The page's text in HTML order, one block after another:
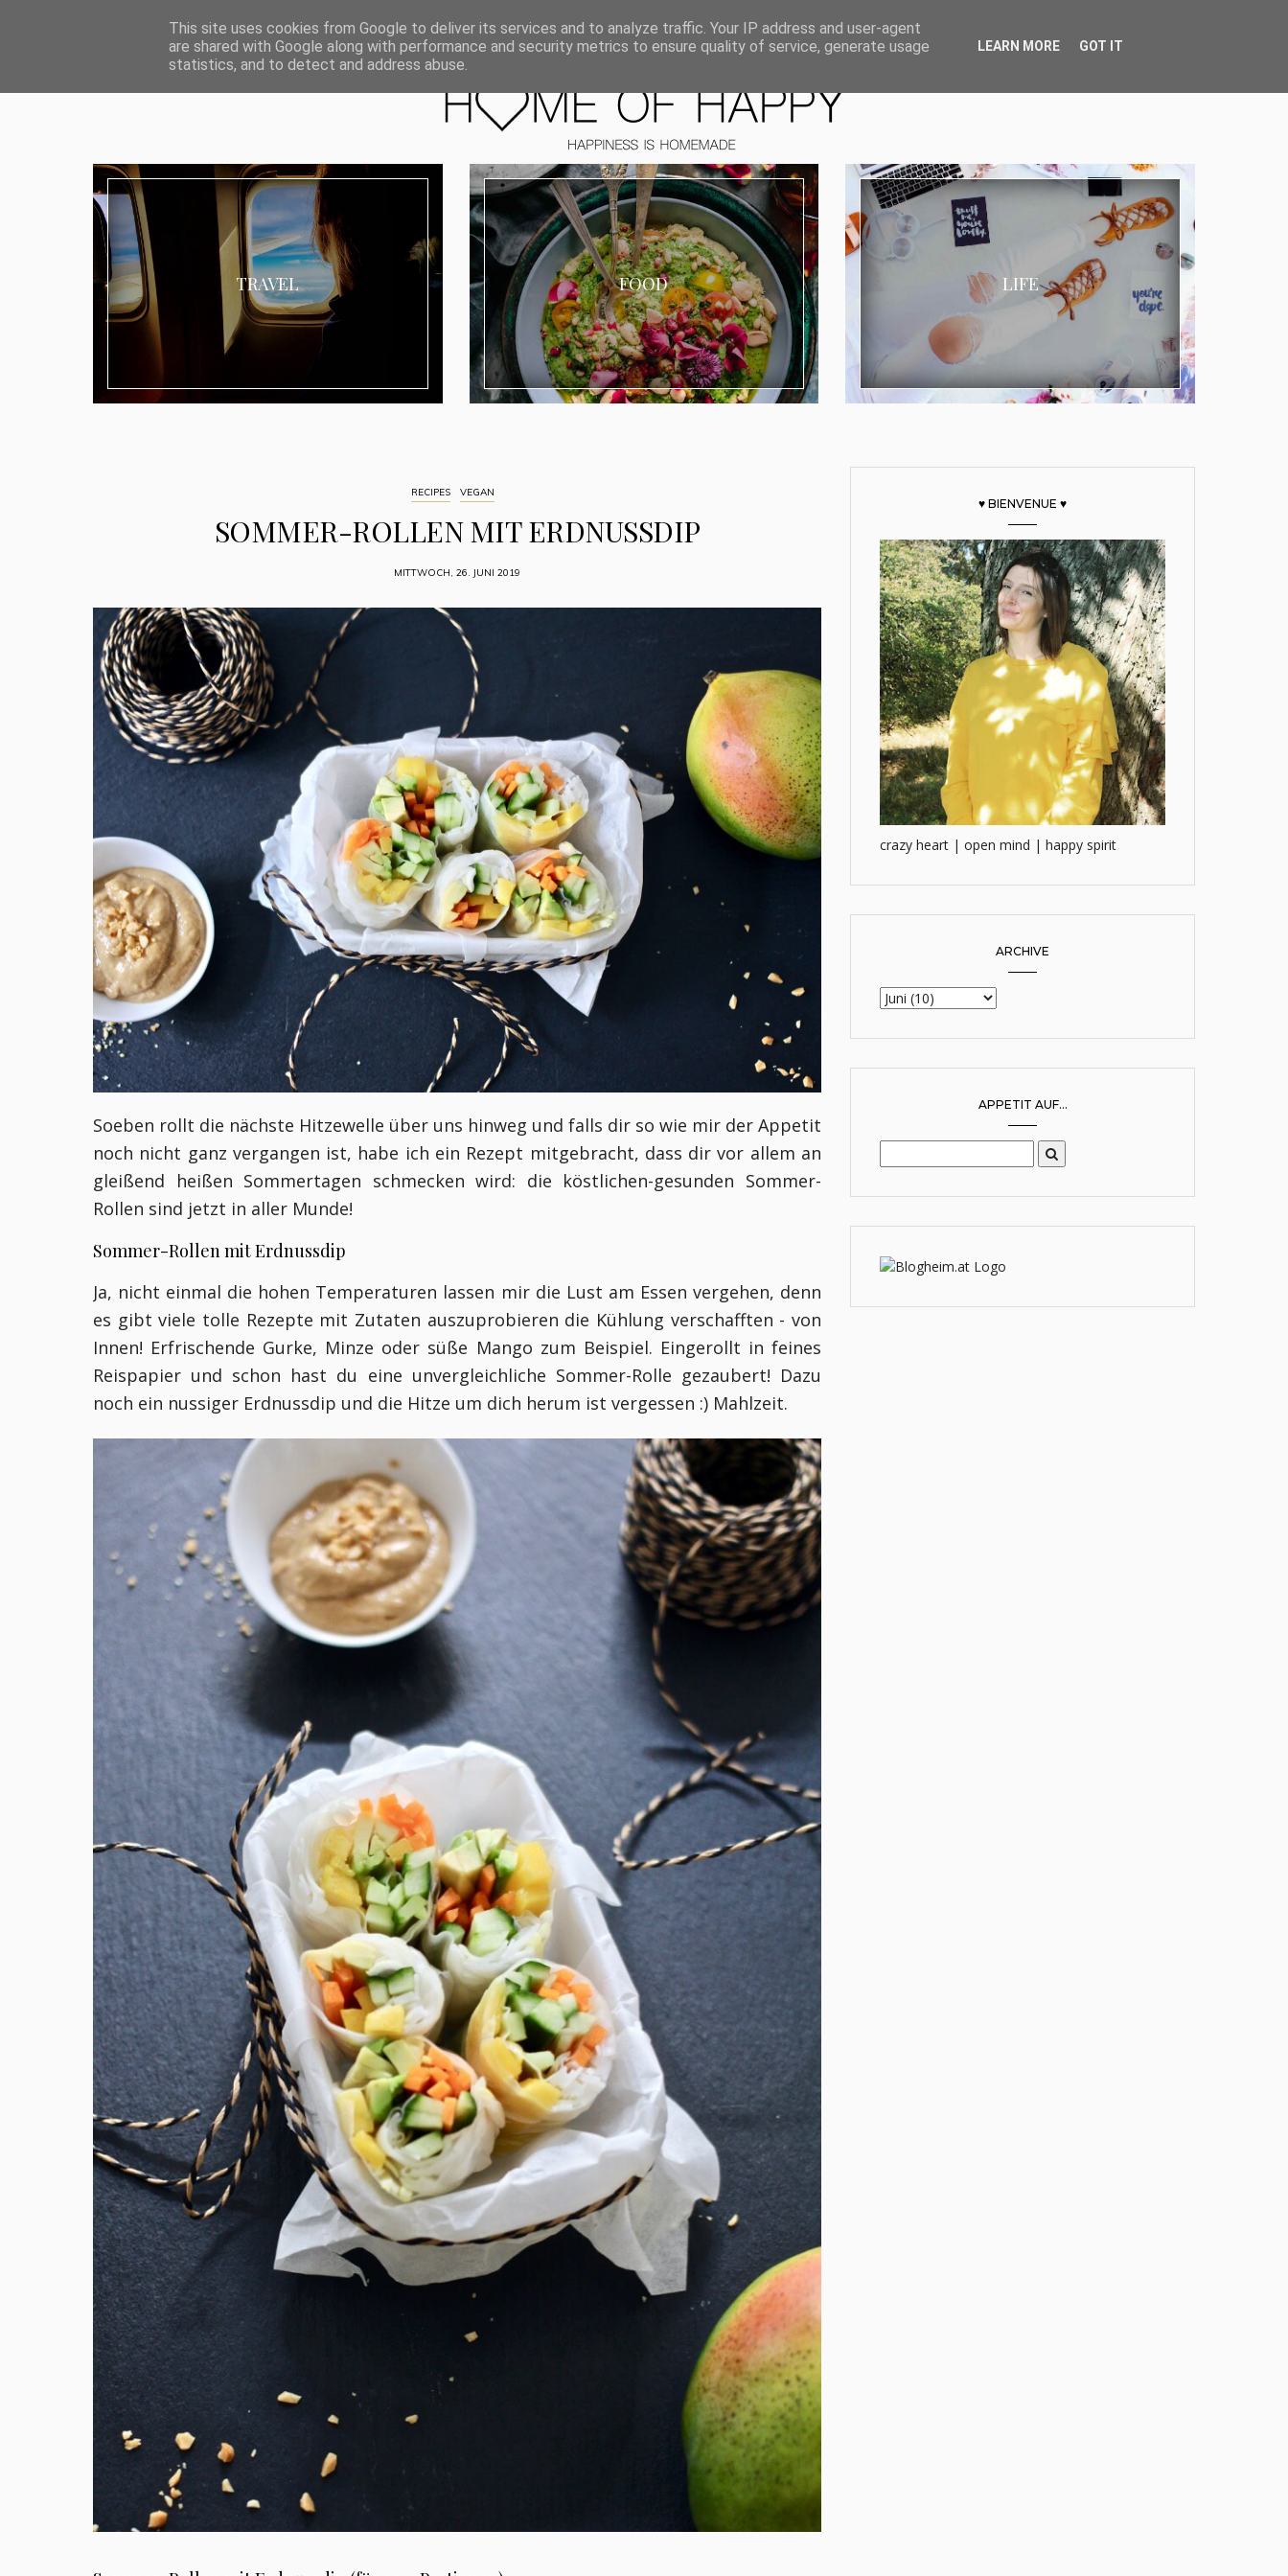
ABOUT I MEDIA & PR IMPRESSUM DATENSCHUTZ KATEGORIEN
TRAVEL FOOD LIFE
RECIPES VEGAN
SOMMER-ROLLEN MIT ERDNUSSDIP
MITTWOCH, 26. JUNI 2019
Soeben rollt die nächste Hitzewelle über uns hinweg und falls dir so wie mir der Appetit
noch nicht ganz vergangen ist, habe ich ein Rezept mitgebracht, dass dir vor allem an
gleißend heißen Sommertagen schmecken wird: die köstlichen-gesunden Sommer-
Rollen sind jetzt in aller Munde!
Sommer-Rollen mit Erdnussdip
Ja, nicht einmal die hohen Temperaturen lassen mir die Lust am Essen vergehen, denn
es gibt viele tolle Rezepte mit Zutaten auszuprobieren die Kühlung verschafften - von
Innen! Erfrischende Gurke, Minze oder süße Mango zum Beispiel. Eingerollt in feines
Reispapier und schon hast du eine unvergleichliche Sommer-Rolle gezaubert! Dazu
noch ein nussiger Erdnussdip und die Hitze um dich herum ist vergessen :) Mahlzeit.
♥ BIENVENUE ♥
crazy heart | open mind | happy spirit
ARCHIVE
APPETIT AUF...
This site uses cookies from Google to deliver its services and to analyze traffic. Your IP address and user-agent
are shared with Google along with performance and security metrics to ensure quality of service, generate usage
statistics, and to detect and address abuse.
LEARN MORE GOT IT